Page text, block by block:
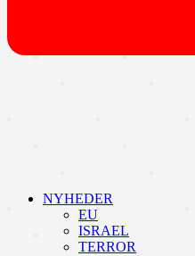
NYHEDER
EU
ISRAEL
TERROR